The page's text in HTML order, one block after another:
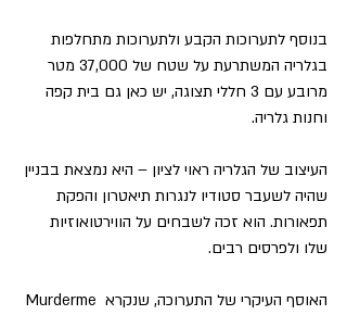
בנוסף לתערוכות הקבע ולתערוכות מתחלפות
בגלריה המשתרעת על שטח של 37,000 מטר
מרובע עם 3 חללי תצוגה, יש כאן גם בית קפה
וחנות גלריה.
העיצוב של הגלריה ראוי לציון – היא נמצאת בבניין
שהיה לשעבר סטודיו לנגרות תיאטרון והפקת
תפאורות. הוא זכה לשבחים על הווירטואוזיות
שלו ולפרסים רבים.
האוסף העיקרי של התערוכה, שנקרא Murderme